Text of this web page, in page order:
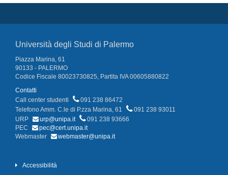
Università degli Studi di Palermo
Piazza Marina, 61
90133 - PALERMO
Codice Fiscale 80023730825, Partita IVA 00605880822
Contatti
Call center studenti
091 238 86472
Telefono Amm. C.le di P.zza Marina, 61
091 238 93011
URP
urp@unipa.it
091 238 93666
PEC
pec@cert.unipa.it
Webmaster
webmaster@unipa.it
Accessibilità